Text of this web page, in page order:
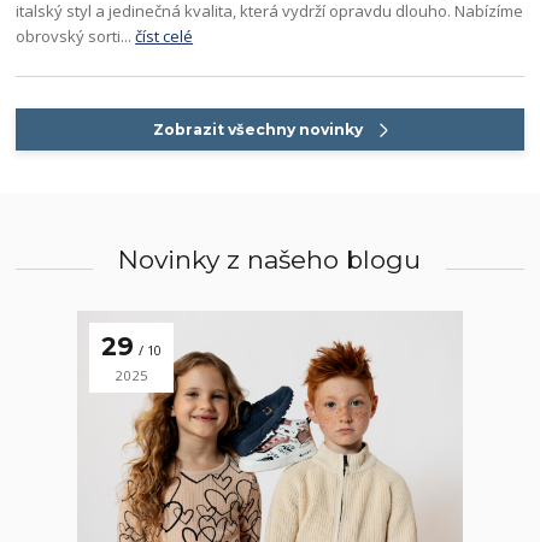
italský styl a jedinečná kvalita, která vydrží opravdu dlouho. Nabízíme
obrovský sorti...číst celé
Zobrazit všechny novinky
Novinky z našeho blogu
29 10
2025